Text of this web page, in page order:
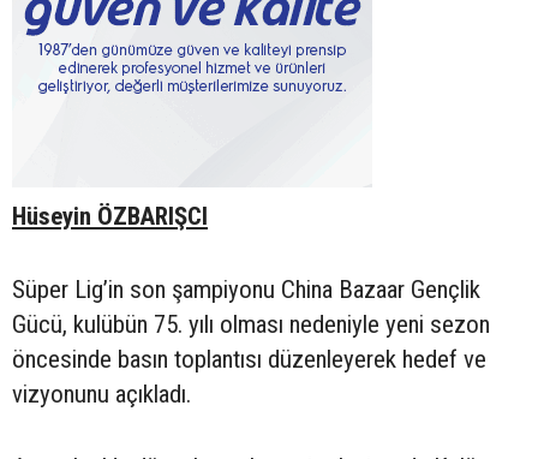
Hüseyin ÖZBARIŞCI
Süper Lig’in son şampiyonu China Bazaar Gençlik
Gücü, kulübün 75. yılı olması nedeniyle yeni sezon
öncesinde basın toplantısı düzenleyerek hedef ve
vizyonunu açıkladı.